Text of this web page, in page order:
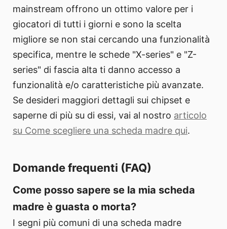
mainstream offrono un ottimo valore per i
giocatori di tutti i giorni e sono la scelta
migliore se non stai cercando una funzionalità
specifica, mentre le schede "X-series" e "Z-
series" di fascia alta ti danno accesso a
funzionalità e/o caratteristiche più avanzate.
Se desideri maggiori dettagli sui chipset e
saperne di più su di essi, vai al nostro articolo
su Come scegliere una scheda madre qui.
Domande frequenti (FAQ)
Come posso sapere se la mia scheda
madre è guasta o morta?
I segni più comuni di una scheda madre